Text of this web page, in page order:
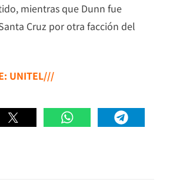
mientras que Dunn fue
Cruz por otra facción del
UNITEL///